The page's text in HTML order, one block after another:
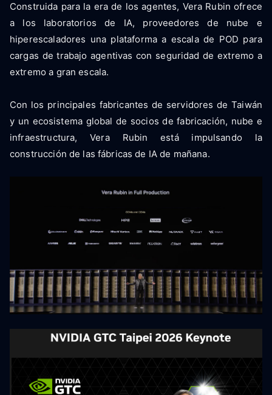
Construida para la era de los agentes, Vera Rubin ofrece
a los laboratorios de IA, proveedores de nube e
hiperescaladores una plataforma a escala de POD para
cargas de trabajo agentivas con seguridad de extremo a
extremo a gran escala.
Con los principales fabricantes de servidores de Taiwán
y un ecosistema global de socios de fabricación, nube e
infraestructura, Vera Rubin está impulsando la
construcción de las fábricas de IA de mañana.